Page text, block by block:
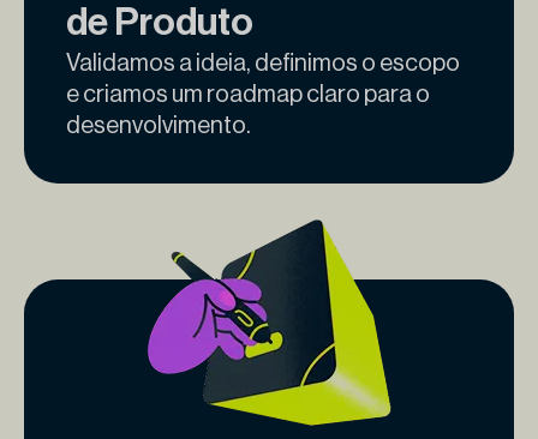
de Produto
Validamos a ideia, definimos o escopo
e criamos um roadmap claro para o
desenvolvimento.